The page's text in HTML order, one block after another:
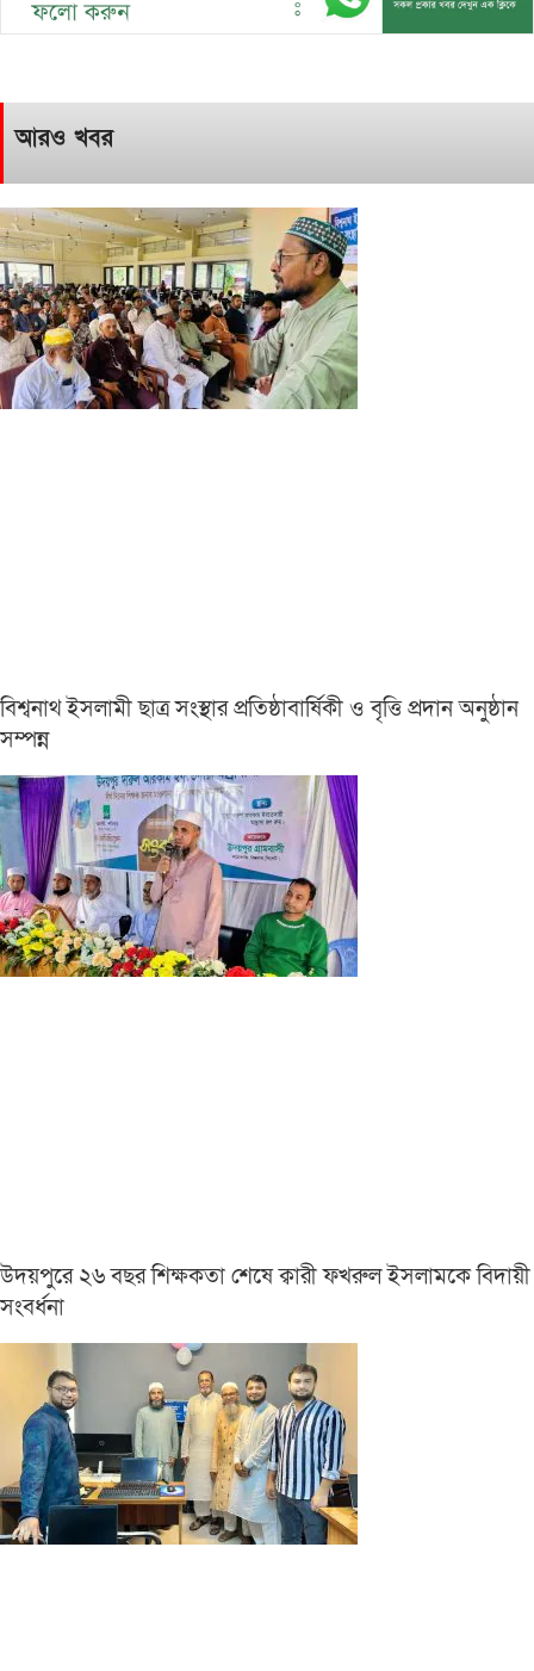
আরও খবর
বিশ্বনাথ ইসলামী ছাত্র সংস্থার প্রতিষ্ঠাবার্ষিকী ও বৃত্তি প্রদান অনুষ্ঠান
সম্পন্ন
উদয়পুরে ২৬ বছর শিক্ষকতা শেষে ক্বারী ফখরুল ইসলামকে বিদায়ী
সংবর্ধনা